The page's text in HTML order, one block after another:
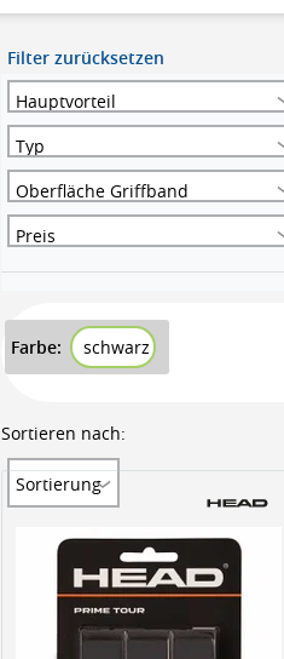
Filter zurücksetzen
Hauptvorteil
Typ
Oberfläche Griffband
Preis
Farbe: schwarz
Sortieren nach:
Sortierung